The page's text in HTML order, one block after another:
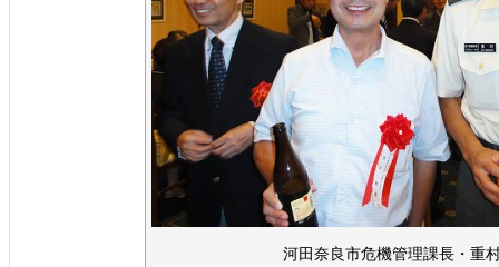
河田奈良市危機管理課長・重